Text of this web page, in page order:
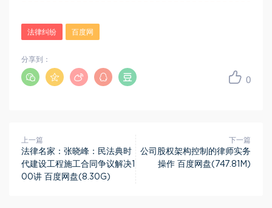
法律纠纷 百度网
0
分享到：
上一篇
法律名家：张晓峰：民法典时
代建设工程施工合同争议解决1
00讲 百度网盘(8.30G)
下一篇
公司股权架构控制的律师实务
操作 百度网盘(747.81M)